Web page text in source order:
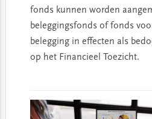
fonds kunnen worden
beleggingsfonds of fonds
belegging in effecten als
op het Financieel Toezicht.